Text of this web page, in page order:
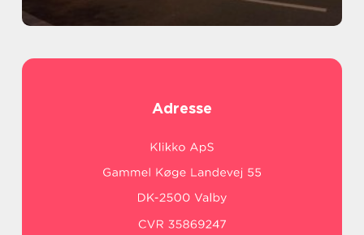
Adresse